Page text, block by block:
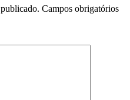
Campos obrigatórios